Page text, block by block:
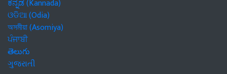
ಕನ್ನಡ (Kannada)
ଓଡିଆ (Odia)
অসমীয়া (Asomiya)
ਪੰਜਾਬੀ
తెలుగు
ગુજરાતી